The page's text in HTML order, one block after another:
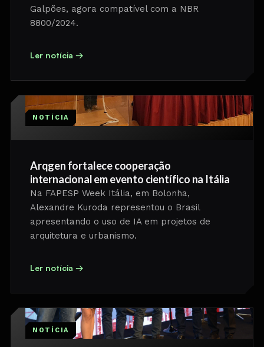
Galpões, agora compatível com a NBR
8800/2024.
Ler notícia →
NOTÍCIA
Arqgen fortalece cooperação
internacional em evento científico na Itália
Na FAPESP Week Itália, em Bolonha,
Alexandre Kuroda representou o Brasil
apresentando o uso de IA em projetos de
arquitetura e urbanismo.
Ler notícia →
NOTÍCIA